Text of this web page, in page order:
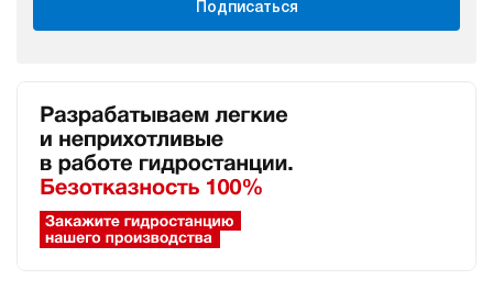
Подписаться